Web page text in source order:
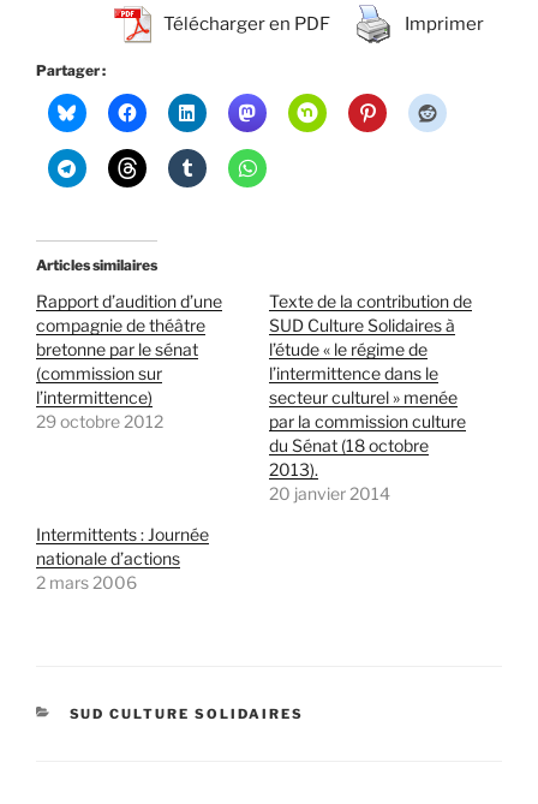
Télécharger en PDF Imprimer
Partager :
Articles similaires
Rapport d’audition d’une
compagnie de théâtre
bretonne par le sénat
(commission sur
l’intermittence)
29 octobre 2012
Texte de la contribution de
SUD Culture Solidaires à
l’étude « le régime de
l’intermittence dans le
secteur culturel » menée
par la commission culture
du Sénat (18 octobre
2013).
20 janvier 2014
Intermittents : Journée
nationale d’actions
2 mars 2006
CATÉGORIES
SUD CULTURE SOLIDAIRES